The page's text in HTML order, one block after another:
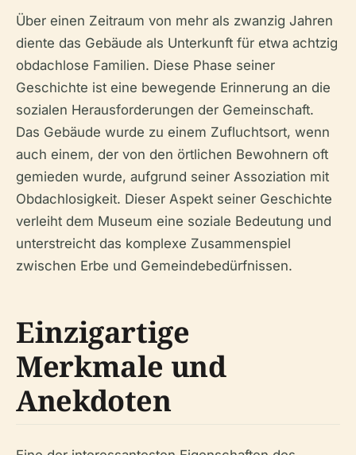
Über einen Zeitraum von mehr als zwanzig Jahren
diente das Gebäude als Unterkunft für etwa achtzig
obdachlose Familien. Diese Phase seiner
Geschichte ist eine bewegende Erinnerung an die
sozialen Herausforderungen der Gemeinschaft.
Das Gebäude wurde zu einem Zufluchtsort, wenn
auch einem, der von den örtlichen Bewohnern oft
gemieden wurde, aufgrund seiner Assoziation mit
Obdachlosigkeit. Dieser Aspekt seiner Geschichte
verleiht dem Museum eine soziale Bedeutung und
unterstreicht das komplexe Zusammenspiel
zwischen Erbe und Gemeindebedürfnissen.
Einzigartige
Merkmale und
Anekdoten